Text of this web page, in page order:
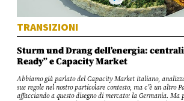
TRANSIZIONI
Sturm und Drang dell’energia:
Ready” e Capacity Market
Abbiamo già parlato del Capacity Market italiano,
sue regole nel nostro particolare contesto, ma c’è un altro
affacciando a questo disegno di mercato: la Germania. Ma